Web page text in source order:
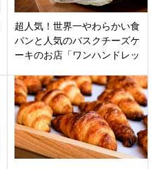
超人気！世界一やわらかい食
パンと人気のバスクチーズケ
ーキのお店「ワンハンドレッ
京都立川市JR立川駅すぐ2月6
日オープン